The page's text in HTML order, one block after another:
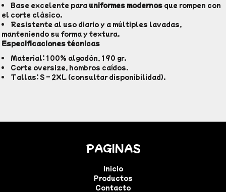
Base excelente para uniformes modernos que rompen con
el corte clásico.
Resistente al uso diario y a múltiples lavadas,
manteniendo su forma y textura.
Especificaciones técnicas
Material: 100% algodón, 190 gr.
Corte oversize, hombros caídos.
Tallas: S – 2XL (consultar disponibilidad).
PAGINAS
Inicio
Productos
Contacto